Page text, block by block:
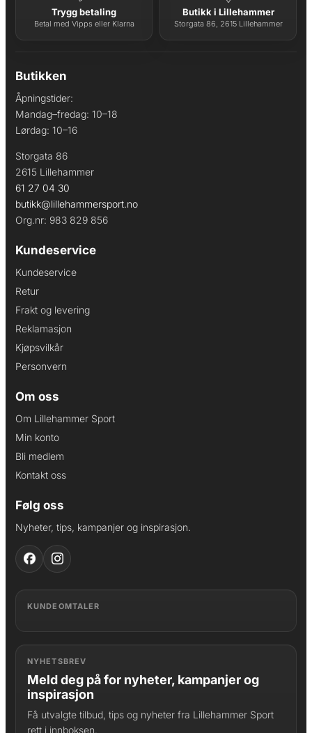
Trygg betaling
Betal med Vipps eller Klarna
Butikk i Lillehammer
Storgata 86, 2615 Lillehammer
Butikken
Åpningstider:
Mandag–fredag: 10–18
Lørdag: 10–16
Storgata 86
2615 Lillehammer
61 27 04 30
butikk@lillehammersport.no
Org.nr: 983 829 856
Kundeservice
Kundeservice
Retur
Frakt og levering
Reklamasjon
Kjøpsvilkår
Personvern
Om oss
Om Lillehammer Sport
Min konto
Bli medlem
Kontakt oss
Følg oss
Nyheter, tips, kampanjer og inspirasjon.
KUNDEOMTALER
NYHETSBREV
Meld deg på for nyheter, kampanjer og
inspirasjon
Få utvalgte tilbud, tips og nyheter fra Lillehammer Sport
rett i innboksen.